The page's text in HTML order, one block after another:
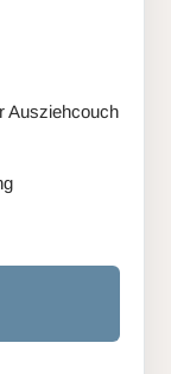
Ausziehcouch